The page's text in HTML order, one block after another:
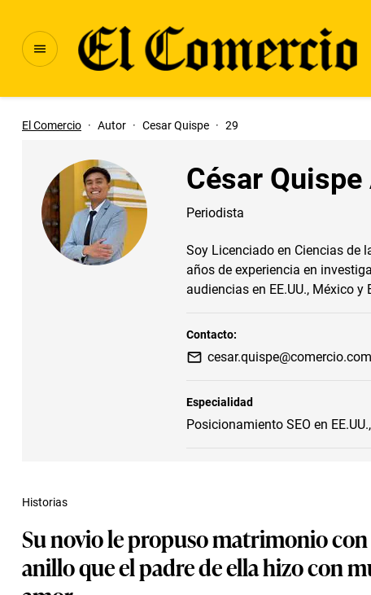
El Comercio · Autor · Cesar Quispe · 29
César
Periodista
Soy Licenciado en Ciencias de
años de experiencia en
audiencias en EE.UU., México y
Contacto:
Especialidad
Posicionamiento SEO en
Su novio le propuso matrimonio
anillo que el padre de ella hizo con
Historias